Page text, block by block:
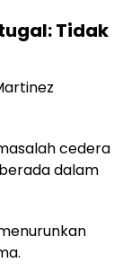
Tidak
cedera
dalam